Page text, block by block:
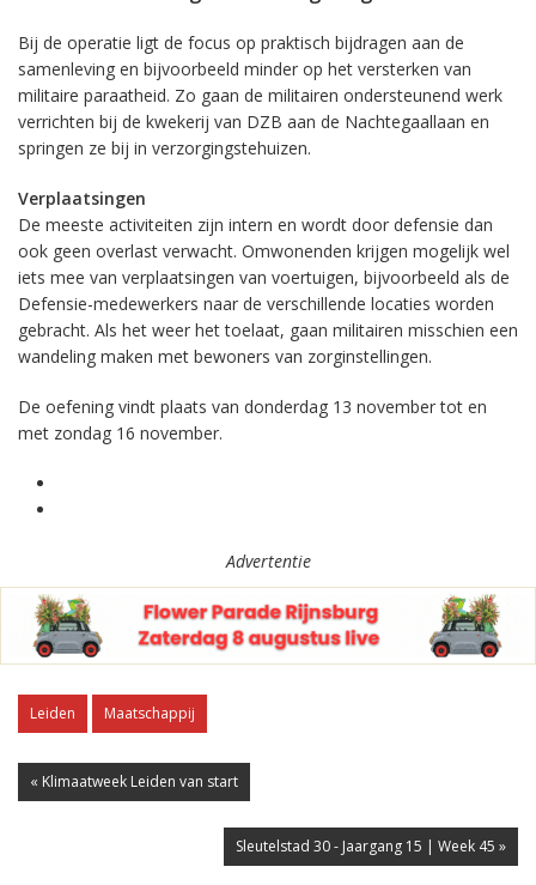
Bij de operatie ligt de focus op praktisch bijdragen aan de
samenleving en bijvoorbeeld minder op het versterken van
militaire paraatheid. Zo gaan de militairen ondersteunend werk
verrichten bij de kwekerij van DZB aan de Nachtegaallaan en
springen ze bij in verzorgingstehuizen.
Verplaatsingen
De meeste activiteiten zijn intern en wordt door defensie dan
ook geen overlast verwacht. Omwonenden krijgen mogelijk wel
iets mee van verplaatsingen van voertuigen, bijvoorbeeld als de
Defensie-medewerkers naar de verschillende locaties worden
gebracht. Als het weer het toelaat, gaan militairen misschien een
wandeling maken met bewoners van zorginstellingen.
De oefening vindt plaats van donderdag 13 november tot en
met zondag 16 november.
Advertentie
Leiden Maatschappij
« Klimaatweek Leiden van start
Sleutelstad 30 - Jaargang 15 | Week 45 »